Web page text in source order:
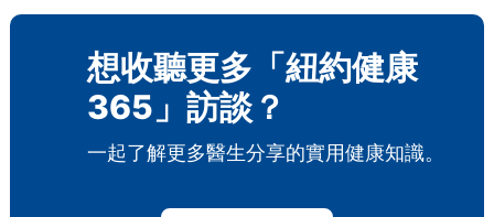
想收聽更多「紐約健康
365」訪談？
一起了解更多醫生分享的實用健康知識。